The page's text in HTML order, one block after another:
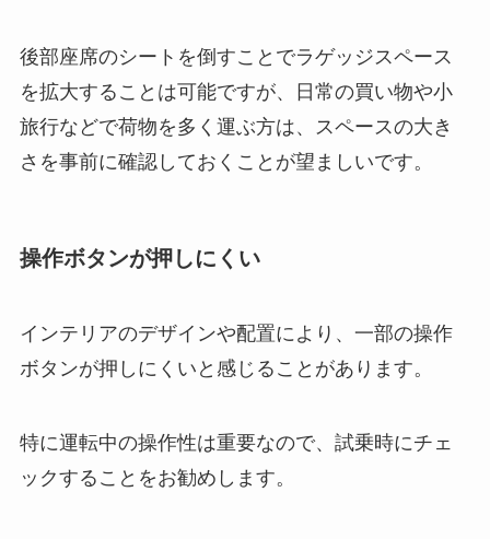
後部座席のシートを倒すことでラゲッジスペース
を拡大することは可能ですが、日常の買い物や小
旅行などで荷物を多く運ぶ方は、スペースの大き
さを事前に確認しておくことが望ましいです。
操作ボタンが押しにくい
インテリアのデザインや配置により、一部の操作
ボタンが押しにくいと感じることがあります。
特に運転中の操作性は重要なので、試乗時にチェ
ックすることをお勧めします。